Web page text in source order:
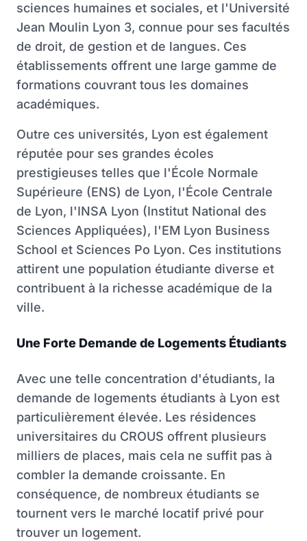
sciences humaines et sociales, et l'Université
Jean Moulin Lyon 3, connue pour ses facultés
de droit, de gestion et de langues. Ces
établissements offrent une large gamme de
formations couvrant tous les domaines
académiques.
Outre ces universités, Lyon est également
réputée pour ses grandes écoles
prestigieuses telles que l'École Normale
Supérieure (ENS) de Lyon, l'École Centrale
de Lyon, l'INSA Lyon (Institut National des
Sciences Appliquées), l'EM Lyon Business
School et Sciences Po Lyon. Ces institutions
attirent une population étudiante diverse et
contribuent à la richesse académique de la
ville.
Une Forte Demande de Logements Étudiants
Avec une telle concentration d'étudiants, la
demande de logements étudiants à Lyon est
particulièrement élevée. Les résidences
universitaires du CROUS offrent plusieurs
milliers de places, mais cela ne suffit pas à
combler la demande croissante. En
conséquence, de nombreux étudiants se
tournent vers le marché locatif privé pour
trouver un logement.